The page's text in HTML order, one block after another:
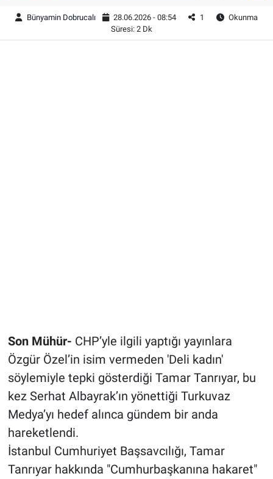
Bünyamin Dobrucalı 28.06.2026 - 08:54 1
Okunma
Süresi: 2 Dk
Son Mühür- CHP’yle ilgili yaptığı yayınlara
Özgür Özel’in isim vermeden 'Deli kadın'
söylemiyle tepki gösterdiği Tamar Tanrıyar, bu
kez Serhat Albayrak’ın yönettiği Turkuvaz
Medya’yı hedef alınca gündem bir anda
hareketlendi.
İstanbul Cumhuriyet Başsavcılığı, Tamar
Tanrıyar hakkında "Cumhurbaşkanına hakaret"